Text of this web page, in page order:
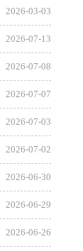
2026-03-03
2026-07-13
2026-07-08
2026-07-07
2026-07-03
2026-07-02
2026-06-30
2026-06-29
2026-06-26